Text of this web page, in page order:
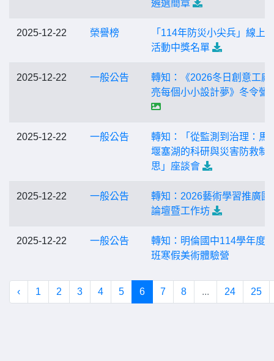
遴選簡章
2025-12-22 榮譽榜
「114年防災小尖兵」線上
活動中獎名單
2025-12-22 一般公告
轉知：《2026冬日創意工廠
亮每個小小設計夢》冬令營
2025-12-22 一般公告
轉知：「從監測到治理：馬
堰塞湖的科研與災害防救制
思」座談會
2025-12-22 一般公告
轉知：2026藝術學習推廣國
論壇暨工作坊
2025-12-22 一般公告
轉知：明倫國中114學年度
班寒假美術體驗營
‹ 1 2 3 4 5 6 7 8 ... 24 25